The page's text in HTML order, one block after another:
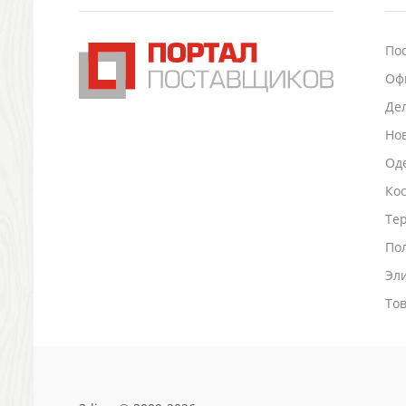
Подставки для визиток записок телефонов
Промо
Антистрессы